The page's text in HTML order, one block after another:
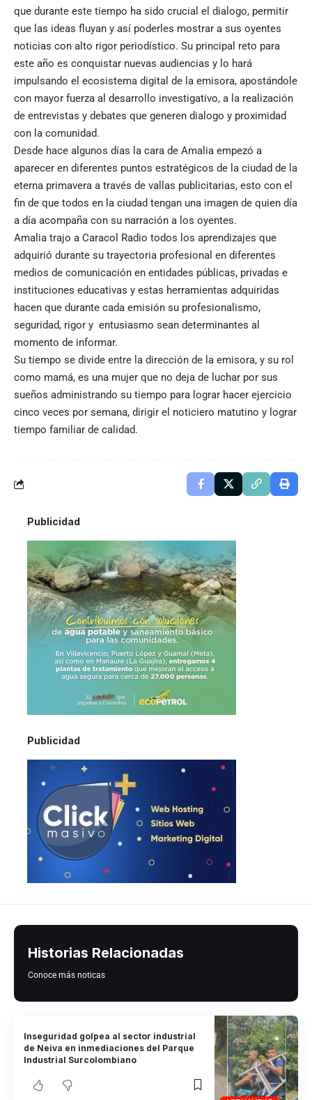
que durante este tiempo ha sido crucial el dialogo, permitir
que las ideas fluyan y así poderles mostrar a sus oyentes
noticias con alto rigor periodístico. Su principal reto para
este año es conquistar nuevas audiencias y lo hará
impulsando el ecosistema digital de la emisora, apostándole
con mayor fuerza al desarrollo investigativo, a la realización
de entrevistas y debates que generen dialogo y proximidad
con la comunidad.
Desde hace algunos días la cara de Amalia empezó a
aparecer en diferentes puntos estratégicos de la ciudad de la
eterna primavera a través de vallas publicitarias, esto con el
fin de que todos en la ciudad tengan una imagen de quien día
a día acompaña con su narración a los oyentes.
Amalia trajo a Caracol Radio todos los aprendizajes que
adquirió durante su trayectoria profesional en diferentes
medios de comunicación en entidades públicas, privadas e
instituciones educativas y estas herramientas adquiridas
hacen que durante cada emisión su profesionalismo,
seguridad, rigor y entusiasmo sean determinantes al
momento de informar.
Su tiempo se divide entre la dirección de la emisora, y su rol
como mamá, es una mujer que no deja de luchar por sus
sueños administrando su tiempo para lograr hacer ejercicio
cinco veces por semana, dirigir el noticiero matutino y lograr
tiempo familiar de calidad.
Publicidad
Publicidad
Historias Relacionadas
Conoce más noticas
Inseguridad golpea al sector industrial
de Neiva en inmediaciones del Parque
Industrial Surcolombiano